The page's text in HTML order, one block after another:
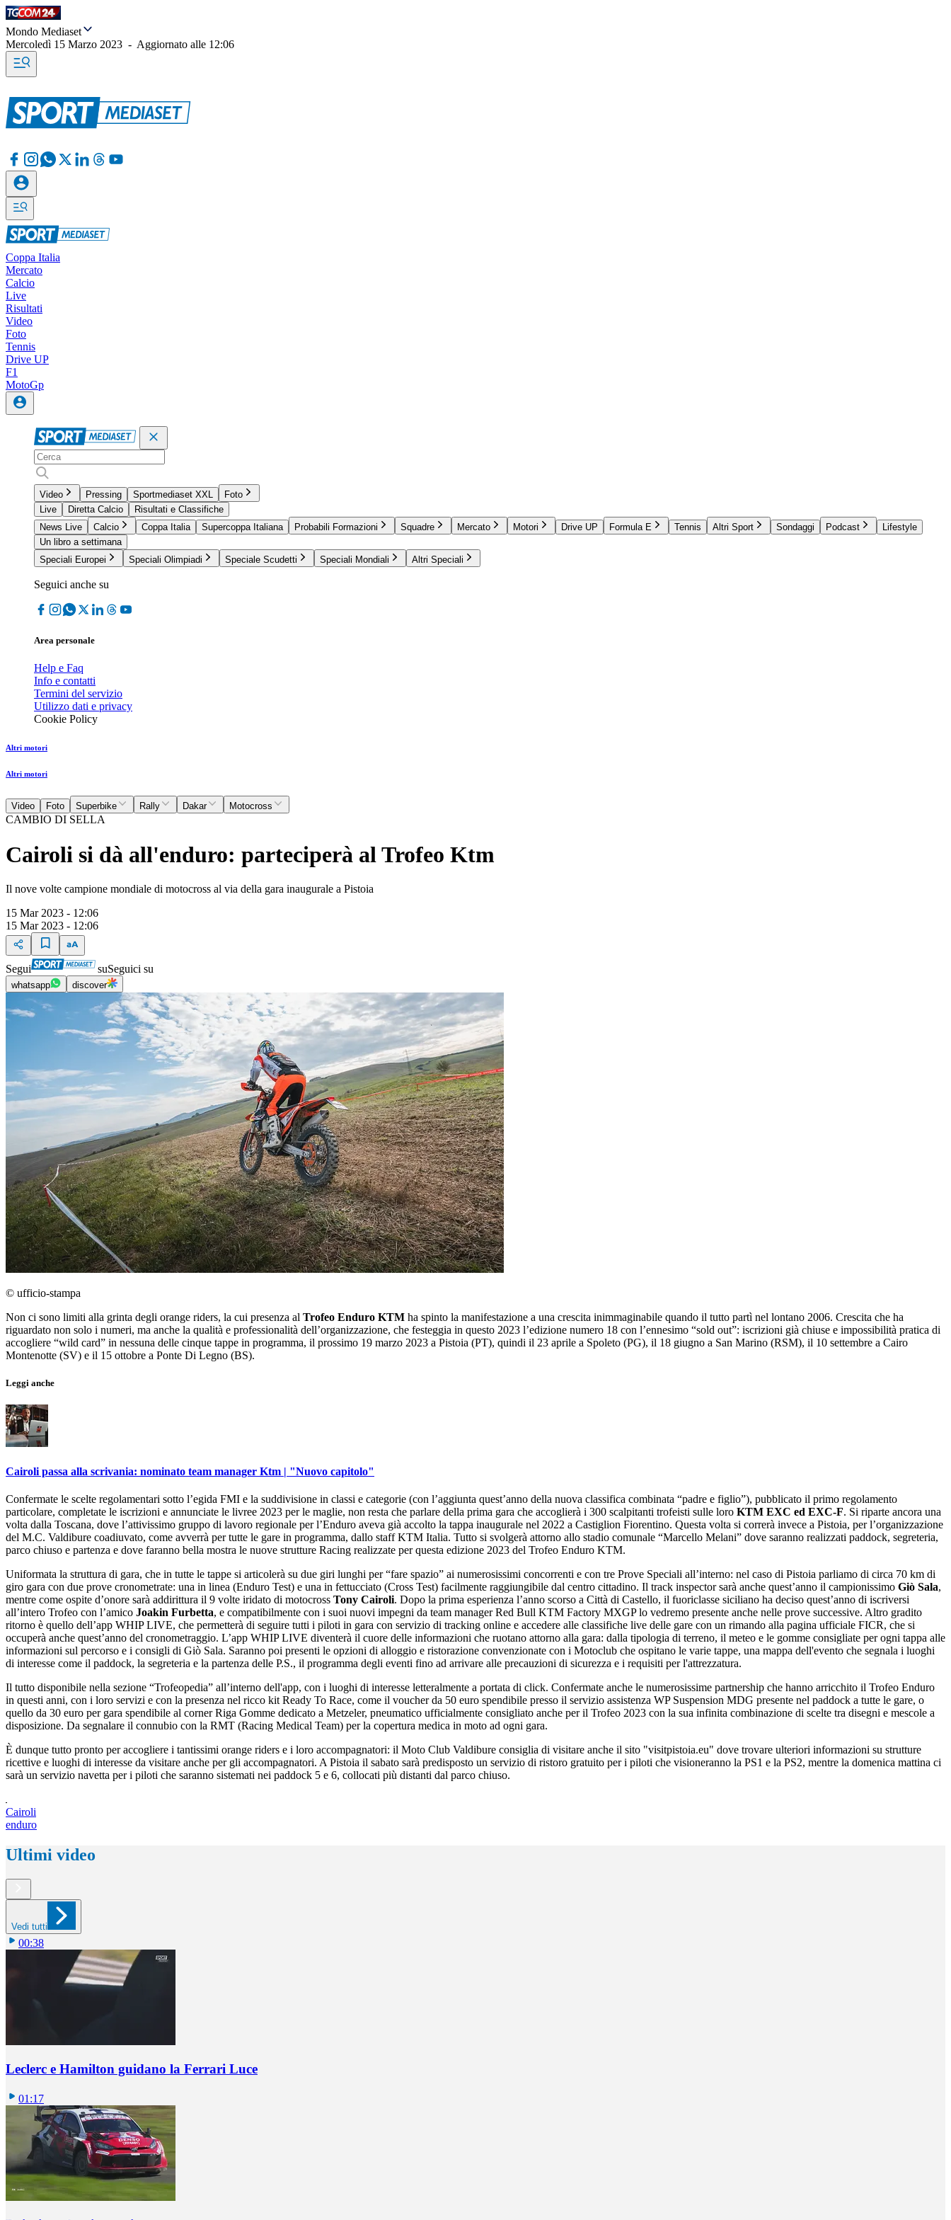
Mondo Mediaset
Mercoledì 15 Marzo 2023 - Aggiornato alle 12:06
Coppa Italia
Mercato
Calcio
Live
Risultati
Video
Foto
Tennis
Drive UP
F1
MotoGp
Video Pressing Sportmediaset XXL
Foto
Live
Diretta Calcio
Risultati e Classifiche
News Live
Calcio Coppa Italia Supercoppa Italiana Probabili Formazioni Squadre Mercato Motori Drive UP Formula E Tennis Altri Sport Sondaggi Podcast
Lifestyle
Un libro a settimana
Speciali Europei
Speciali Olimpiadi Speciale Scudetti Speciali Mondiali Altri Speciali
Seguici anche su
Area personale
Help e Faq
Info e contatti
Termini del servizio
Utilizzo dati e privacy
Cookie Policy
Altri motori
Altri motori
Video Foto Superbike Rally Dakar Motocross
CAMBIO DI SELLA
Cairoli si dà all'enduro: parteciperà al Trofeo Ktm
Il nove volte campione mondiale di motocross al via della gara inaugurale a Pistoia
15 Mar 2023 - 12:06
15 Mar 2023 - 12:06
Segui suSeguici su
whatsapp discover
© ufficio-stampa
Non ci sono limiti alla grinta degli orange riders, la cui presenza al Trofeo Enduro KTM ha spinto la manifestazione a una crescita inimmaginabile quando il tutto partì nel lontano 2006. Crescita che ha
riguardato non solo i numeri, ma anche la qualità e professionalità dell’organizzazione, che festeggia in questo 2023 l’edizione numero 18 con l’ennesimo “sold out”: iscrizioni già chiuse e impossibilità pratica di
accogliere “wild card” in nessuna delle cinque tappe in programma, il prossimo 19 marzo 2023 a Pistoia (PT), quindi il 23 aprile a Spoleto (PG), il 18 giugno a San Marino (RSM), il 10 settembre a Cairo
Montenotte (SV) e il 15 ottobre a Ponte Di Legno (BS).
Leggi anche
Cairoli passa alla scrivania: nominato team manager Ktm | "Nuovo capitolo"
Confermate le scelte regolamentari sotto l’egida FMI e la suddivisione in classi e categorie (con l’aggiunta quest’anno della nuova classifica combinata “padre e figlio”), pubblicato il primo regolamento
particolare, completate le iscrizioni e annunciate le livree 2023 per le maglie, non resta che parlare della prima gara che accoglierà i 300 scalpitanti trofeisti sulle loro KTM EXC ed EXC-F. Si riparte ancora una
volta dalla Toscana, dove l’attivissimo gruppo di lavoro regionale per l’Enduro aveva già accolto la tappa inaugurale nel 2022 a Castiglion Fiorentino. Questa volta si correrà invece a Pistoia, per l’organizzazione
del M.C. Valdibure coadiuvato, come avverrà per tutte le gare in programma, dallo staff KTM Italia. Tutto si svolgerà attorno allo stadio comunale “Marcello Melani” dove saranno realizzati paddock, segreteria,
parco chiuso e partenza e dove faranno bella mostra le nuove strutture Racing realizzate per questa edizione 2023 del Trofeo Enduro KTM.
Uniformata la struttura di gara, che in tutte le tappe si articolerà su due giri lunghi per “fare spazio” ai numerosissimi concorrenti e con tre Prove Speciali all’interno: nel caso di Pistoia parliamo di circa 70 km di
giro gara con due prove cronometrate: una in linea (Enduro Test) e una in fettucciato (Cross Test) facilmente raggiungibile dal centro cittadino. Il track inspector sarà anche quest’anno il campionissimo Giò Sala,
mentre come ospite d’onore sarà addirittura il 9 volte iridato di motocross Tony Cairoli. Dopo la prima esperienza l’anno scorso a Città di Castello, il fuoriclasse siciliano ha deciso quest’anno di iscriversi
all’intero Trofeo con l’amico Joakin Furbetta, e compatibilmente con i suoi nuovi impegni da team manager Red Bull KTM Factory MXGP lo vedremo presente anche nelle prove successive. Altro gradito
ritorno è quello dell’app WHIP LIVE, che permetterà di seguire tutti i piloti in gara con servizio di tracking online e accedere alle classifiche live delle gare con un rimando alla pagina ufficiale FICR, che si
occuperà anche quest’anno del cronometraggio. L’app WHIP LIVE diventerà il cuore delle informazioni che ruotano attorno alla gara: dalla tipologia di terreno, il meteo e le gomme consigliate per ogni tappa alle
informazioni sul percorso e i consigli di Giò Sala. Saranno poi presenti le opzioni di alloggio e ristorazione convenzionate con i Motoclub che ospitano le varie tappe, una mappa dell'evento che segnala i luoghi
di interesse come il paddock, la segreteria e la partenza delle P.S., il programma degli eventi fino ad arrivare alle precauzioni di sicurezza e i requisiti per l'attrezzatura.
Il tutto disponibile nella sezione “Trofeopedia” all’interno dell'app, con i luoghi di interesse letteralmente a portata di click. Confermate anche le numerosissime partnership che hanno arricchito il Trofeo Enduro
in questi anni, con i loro servizi e con la presenza nel ricco kit Ready To Race, come il voucher da 50 euro spendibile presso il servizio assistenza WP Suspension MDG presente nel paddock a tutte le gare, o
quello da 30 euro per gara spendibile al corner Riga Gomme dedicato a Metzeler, pneumatico ufficialmente consigliato anche per il Trofeo 2023 con la sua infinita combinazione di scelte tra disegni e mescole a
disposizione. Da segnalare il connubio con la RMT (Racing Medical Team) per la copertura medica in moto ad ogni gara.
È dunque tutto pronto per accogliere i tantissimi orange riders e i loro accompagnatori: il Moto Club Valdibure consiglia di visitare anche il sito "visitpistoia.eu" dove trovare ulteriori informazioni su strutture
ricettive e luoghi di interesse da visitare anche per gli accompagnatori. A Pistoia il sabato sarà predisposto un servizio di ristoro gratuito per i piloti che visioneranno la PS1 e la PS2, mentre la domenica mattina ci
sarà un servizio navetta per i piloti che saranno sistemati nei paddock 5 e 6, collocati più distanti dal parco chiuso.
Cairoli
enduro
Ultimi video
Vedi tutti
00:38
Leclerc e Hamilton guidano la Ferrari Luce
01:17